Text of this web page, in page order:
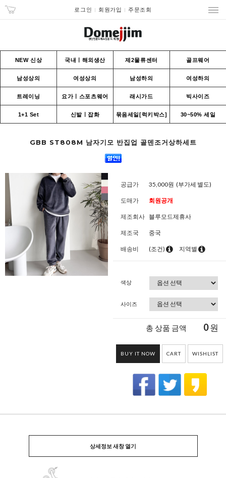
로그인 회원가입 주문조회
NEW 신상 국내ㅣ해외생산 제2물류센터 골프웨어
남성상의 여성상의 남성하의 여성하의
트레이닝 요가ㅣ스포츠웨어 래시가드 빅사이즈
1+1 Set 신발ㅣ잡화 묶음세일[럭키박스] 30~50% 세일
GBB ST808M 남자기모 반집업 골덴조거상하세트
공급가 35,000원 (부가세 별도)
도매가 회원공개
제조회사 블루모드제휴사
제조국 중국
배송비 (조건) 지역별
색상
사이즈
총 상품 금액 0원
BUY IT NOW CART WISHLIST
상세정보 새창 열기